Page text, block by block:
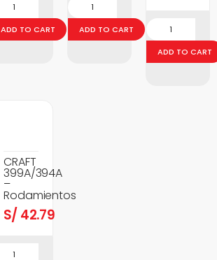
ADD TO CART ADD TO CART
ADD TO CART
CRAFT
399A/394A
–
Rodamientos
S/ 42.79